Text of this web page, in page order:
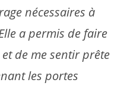
nécessaires à
a permis de faire
de me sentir prête
les portes